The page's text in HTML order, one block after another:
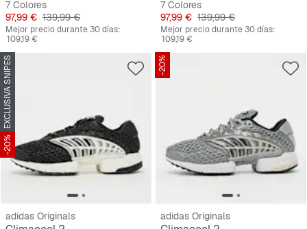
7 Colores
Precio
97,99 € Precio original
139,99 €
Mejor precio durante 30 días:
109,19 €
7 Colores
Precio
97,99 € Precio original
139,99 €
Mejor precio durante 30 días:
109,19 €
EXCLUSIVA SNIPES
-20%
adidas Originals
-20%
adidas Originals